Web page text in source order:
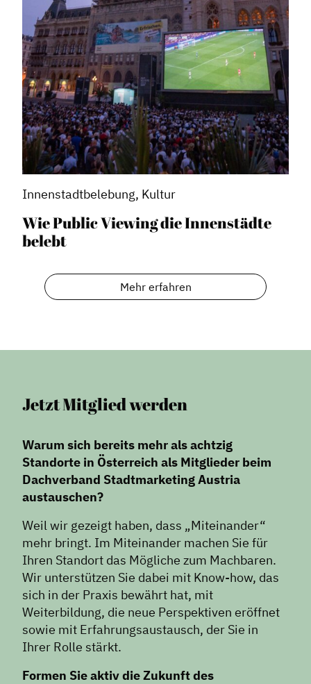
Innenstadtbelebung, Kultur
Wie Public Viewing die Innenstädte
belebt
Mehr erfahren
Jetzt Mitglied werden
Warum sich bereits mehr als achtzig
Standorte in Österreich als Mitglieder beim
Dachverband Stadtmarketing Austria
austauschen?
Weil wir gezeigt haben, dass „Miteinander“
mehr bringt. Im Miteinander machen Sie für
Ihren Standort das Mögliche zum Machbaren.
Wir unterstützen Sie dabei mit Know-how, das
sich in der Praxis bewährt hat, mit
Weiterbildung, die neue Perspektiven eröffnet
sowie mit Erfahrungsaustausch, der Sie in
Ihrer Rolle stärkt.
Formen Sie aktiv die Zukunft des